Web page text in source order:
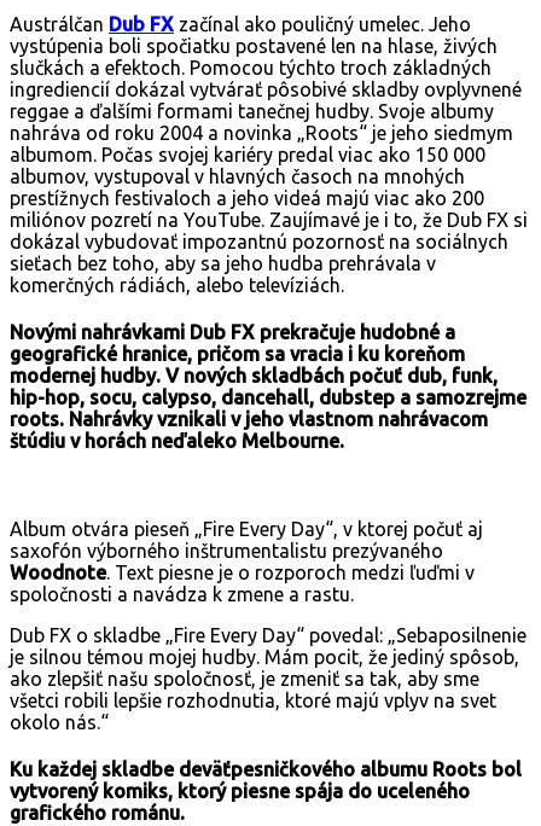
Austrálčan Dub FX začínal ako pouličný umelec. Jeho
vystúpenia boli spočiatku postavené len na hlase, živých
slučkách a efektoch. Pomocou týchto troch základných
ingrediencií dokázal vytvárať pôsobivé skladby ovplyvnené
reggae a ďalšími formami tanečnej hudby. Svoje albumy
nahráva od roku 2004 a novinka „Roots“ je jeho siedmym
albumom. Počas svojej kariéry predal viac ako 150 000
albumov, vystupoval v hlavných časoch na mnohých
prestížnych festivaloch a jeho videá majú viac ako 200
miliónov pozretí na YouTube. Zaujímavé je i to, že Dub FX si
dokázal vybudovať impozantnú pozornosť na sociálnych
sieťach bez toho, aby sa jeho hudba prehrávala v
komerčných rádiách, alebo televíziách.
Novými nahrávkami Dub FX prekračuje hudobné a
geografické hranice, pričom sa vracia i ku koreňom
modernej hudby. V nových skladbách počuť dub, funk,
hip-hop, socu, calypso, dancehall, dubstep a samozrejme
roots. Nahrávky vznikali v jeho vlastnom nahrávacom
štúdiu v horách neďaleko Melbourne.
Album otvára pieseň „Fire Every Day“, v ktorej počuť aj
saxofón výborného inštrumentalistu prezývaného
Woodnote. Text piesne je o rozporoch medzi ľuďmi v
spoločnosti a navádza k zmene a rastu.
Dub FX o skladbe „Fire Every Day“ povedal: „Sebaposilnenie
je silnou témou mojej hudby. Mám pocit, že jediný spôsob,
ako zlepšiť našu spoločnosť, je zmeniť sa tak, aby sme
všetci robili lepšie rozhodnutia, ktoré majú vplyv na svet
okolo nás.“
Ku každej skladbe deväťpesničkového albumu Roots bol
vytvorený komiks, ktorý piesne spája do uceleného
grafického románu.